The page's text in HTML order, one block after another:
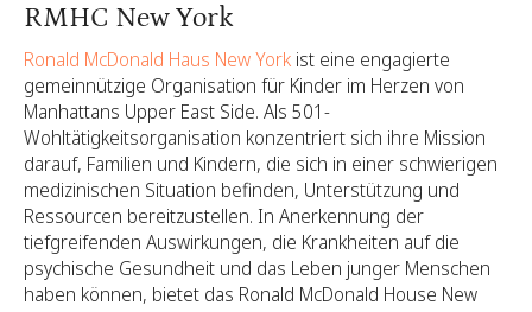
RMHC New York
Ronald McDonald Haus New York ist eine engagierte
gemeinnützige Organisation für Kinder im Herzen von
Manhattans Upper East Side. Als 501-
Wohltätigkeitsorganisation konzentriert sich ihre Mission
darauf, Familien und Kindern, die sich in einer schwierigen
medizinischen Situation befinden, Unterstützung und
Ressourcen bereitzustellen. In Anerkennung der
tiefgreifenden Auswirkungen, die Krankheiten auf die
psychische Gesundheit und das Leben junger Menschen
haben können, bietet das Ronald McDonald House New